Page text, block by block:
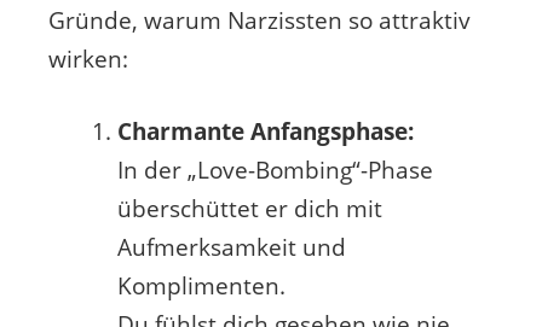
Gründe, warum Narzissten so attraktiv
wirken:
Charmante Anfangsphase:
In der „Love-Bombing“-Phase
überschüttet er dich mit
Aufmerksamkeit und
Komplimenten.